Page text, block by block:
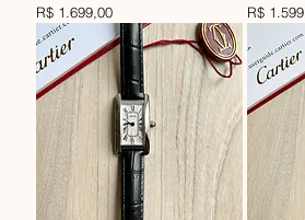
Preço
R$ 1.699,00 Preço
R$